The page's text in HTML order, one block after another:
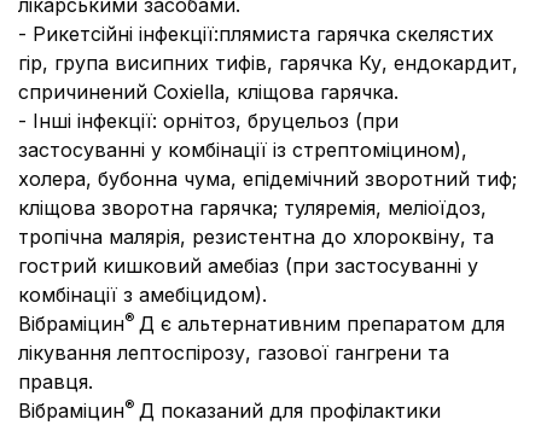
лікарськими засобами.
- Рикетсійні інфекції:плямиста гарячка скелястих
гір, група висипних тифів, гарячка Ку, ендокардит,
спричинений Coxiella, кліщова гарячка.
- Інші інфекції: орнітоз, бруцельоз (при
застосуванні у комбінації із стрептоміцином),
холера, бубонна чума, епідемічний зворотний тиф;
кліщова зворотна гарячка; туляремія, меліоїдоз,
тропічна малярія, резистентна до хлороквіну, та
гострий кишковий амебіаз (при застосуванні у
комбінації з амебіцидом).
Вібраміцин® Д є альтернативним препаратом для
лікування лептоспірозу, газової гангрени та
правця.
Вібраміцин® Д показаний для профілактики